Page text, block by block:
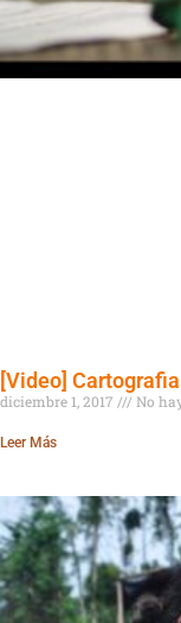
[Video]
diciembre 1, 2017 No
Leer Más